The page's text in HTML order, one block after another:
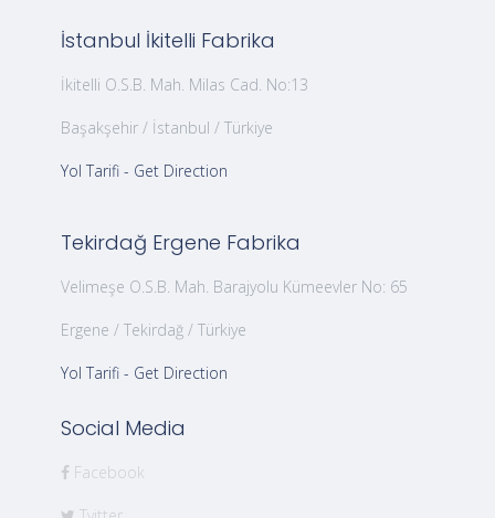
İstanbul İkitelli Fabrika
İkitelli O.S.B. Mah. Milas Cad. No:13
Başakşehir / İstanbul / Türkiye
Yol Tarifi - Get Direction
Tekirdağ Ergene Fabrika
Velimeşe O.S.B. Mah. Barajyolu Kümeevler No: 65
Ergene / Tekirdağ / Türkiye
Yol Tarifi - Get Direction
Social Media
Facebook